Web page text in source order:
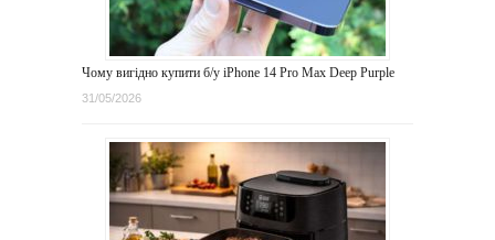
Чому вигідно купити б/у iPhone 14 Pro Max Deep Purple
31/05/2026